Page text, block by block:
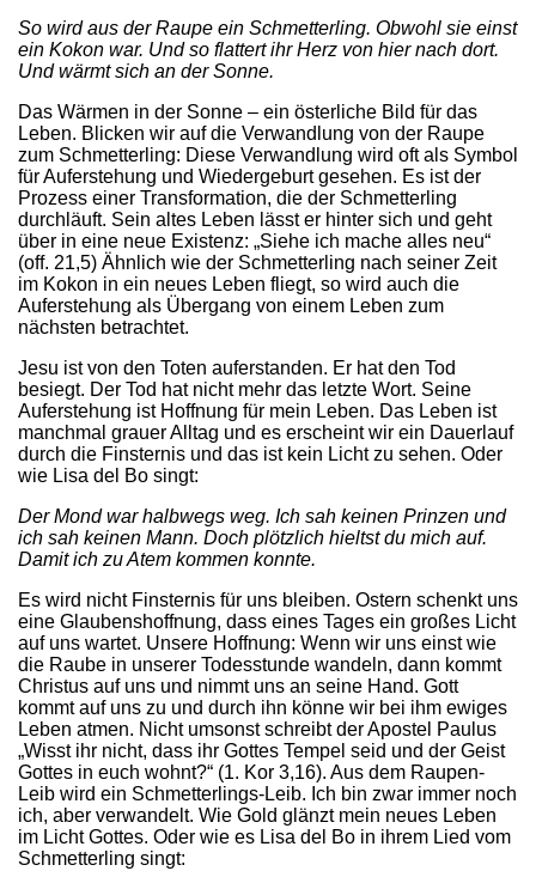
So wird aus der Raupe ein Schmetterling. Obwohl sie einst
ein Kokon war. Und so flattert ihr Herz von hier nach dort.
Und wärmt sich an der Sonne.
Das Wärmen in der Sonne – ein österliche Bild für das
Leben. Blicken wir auf die Verwandlung von der Raupe
zum Schmetterling: Diese Verwandlung wird oft als Symbol
für Auferstehung und Wiedergeburt gesehen. Es ist der
Prozess einer Transformation, die der Schmetterling
durchläuft. Sein altes Leben lässt er hinter sich und geht
über in eine neue Existenz: „Siehe ich mache alles neu“
(off. 21,5) Ähnlich wie der Schmetterling nach seiner Zeit
im Kokon in ein neues Leben fliegt, so wird auch die
Auferstehung als Übergang von einem Leben zum
nächsten betrachtet.
Jesu ist von den Toten auferstanden. Er hat den Tod
besiegt. Der Tod hat nicht mehr das letzte Wort. Seine
Auferstehung ist Hoffnung für mein Leben. Das Leben ist
manchmal grauer Alltag und es erscheint wir ein Dauerlauf
durch die Finsternis und das ist kein Licht zu sehen. Oder
wie Lisa del Bo singt:
Der Mond war halbwegs weg. Ich sah keinen Prinzen und
ich sah keinen Mann. Doch plötzlich hieltst du mich auf.
Damit ich zu Atem kommen konnte.
Es wird nicht Finsternis für uns bleiben. Ostern schenkt uns
eine Glaubenshoffnung, dass eines Tages ein großes Licht
auf uns wartet. Unsere Hoffnung: Wenn wir uns einst wie
die Raube in unserer Todesstunde wandeln, dann kommt
Christus auf uns und nimmt uns an seine Hand. Gott
kommt auf uns zu und durch ihn könne wir bei ihm ewiges
Leben atmen. Nicht umsonst schreibt der Apostel Paulus
„Wisst ihr nicht, dass ihr Gottes Tempel seid und der Geist
Gottes in euch wohnt?“ (1. Kor 3,16). Aus dem Raupen-
Leib wird ein Schmetterlings-Leib. Ich bin zwar immer noch
ich, aber verwandelt. Wie Gold glänzt mein neues Leben
im Licht Gottes. Oder wie es Lisa del Bo in ihrem Lied vom
Schmetterling singt: